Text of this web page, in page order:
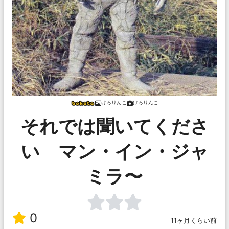
けろりんこ けろりんこ
それでは聞いてくださ
い マン・イン・ジャ
ミラ〜
0
11ヶ月くらい前